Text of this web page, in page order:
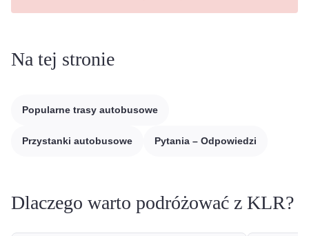
Na tej stronie
Popularne trasy autobusowe
Przystanki autobusowe Pytania – Odpowiedzi
Dlaczego warto podróżować z KLR?